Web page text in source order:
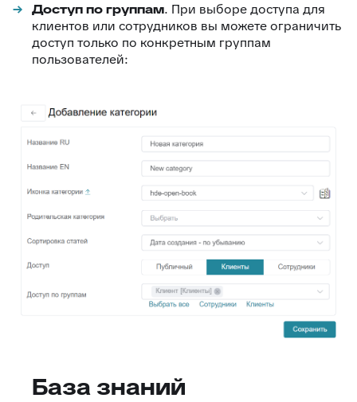
Доступ по группам. При выборе доступа для
клиентов или сотрудников вы можете ограничить
доступ только по конкретным группам
пользователей:
База знаний